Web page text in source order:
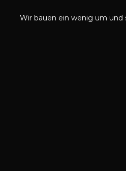
Wir bauen ein wenig um und